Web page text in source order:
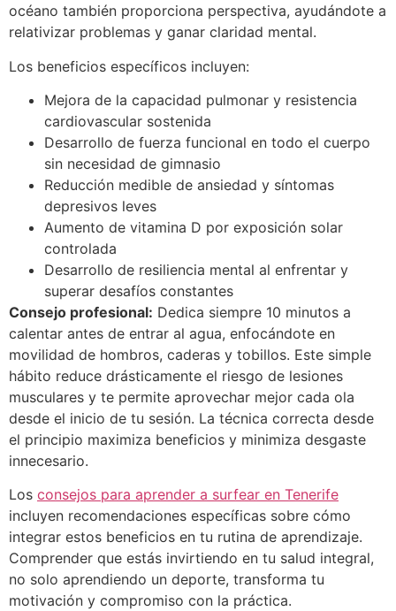
océano también proporciona perspectiva, ayudándote a
relativizar problemas y ganar claridad mental.
Los beneficios específicos incluyen:
Mejora de la capacidad pulmonar y resistencia
cardiovascular sostenida
Desarrollo de fuerza funcional en todo el cuerpo
sin necesidad de gimnasio
Reducción medible de ansiedad y síntomas
depresivos leves
Aumento de vitamina D por exposición solar
controlada
Desarrollo de resiliencia mental al enfrentar y
superar desafíos constantes
Consejo profesional: Dedica siempre 10 minutos a
calentar antes de entrar al agua, enfocándote en
movilidad de hombros, caderas y tobillos. Este simple
hábito reduce drásticamente el riesgo de lesiones
musculares y te permite aprovechar mejor cada ola
desde el inicio de tu sesión. La técnica correcta desde
el principio maximiza beneficios y minimiza desgaste
innecesario.
Los consejos para aprender a surfear en Tenerife
incluyen recomendaciones específicas sobre cómo
integrar estos beneficios en tu rutina de aprendizaje.
Comprender que estás invirtiendo en tu salud integral,
no solo aprendiendo un deporte, transforma tu
motivación y compromiso con la práctica.